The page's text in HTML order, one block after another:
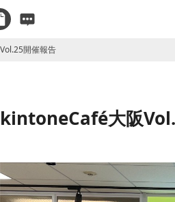
開催報告
kintoneCafé大阪